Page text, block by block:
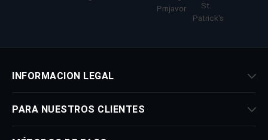
INFORMACION LEGAL
PARA NUESTROS CLIENTES